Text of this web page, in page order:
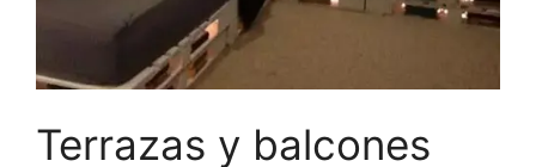
Terrazas y balcones